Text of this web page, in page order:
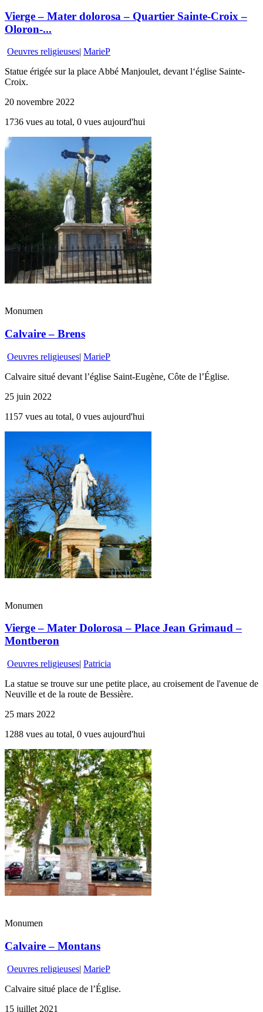
Vierge – Mater dolorosa – Quartier Sainte-Croix –
Oloron-...
Oeuvres religieuses| MarieP
Statue érigée sur la place Abbé Manjoulet, devant l‘église Sainte-
Croix.
20 novembre 2022
1736 vues au total, 0 vues aujourd'hui
Monumen
Calvaire – Brens
Oeuvres religieuses| MarieP
Calvaire situé devant l’église Saint-Eugène, Côte de l’Église.
25 juin 2022
1157 vues au total, 0 vues aujourd'hui
Monumen
Vierge – Mater Dolorosa – Place Jean Grimaud –
Montberon
Oeuvres religieuses| Patricia
La statue se trouve sur une petite place, au croisement de l'avenue de
Neuville et de la route de Bessière.
25 mars 2022
1288 vues au total, 0 vues aujourd'hui
Monumen
Calvaire – Montans
Oeuvres religieuses| MarieP
Calvaire situé place de l’Église.
15 juillet 2021